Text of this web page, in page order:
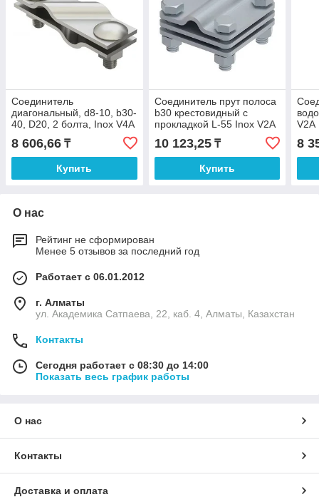
Соединитель
диагональный, d8-10, b30-
40, D20, 2 болта, Inox V4A
8 606,66 ₸
Купить
Соединитель прут полоса
b30 крестовидный с
прокладкой L-55 Inox V2A
10 123,25₸
Купить
V2A
8
О нас
Рейтинг не сформирован
Менее 5 отзывов за последний год
Работает с 06.01.2012
г. Алматы
ул. Академика Сатпаева, 22, каб. 4, Алматы, Казахстан
Контакты
Сегодня работает с 08:30 до 14:00
Показать весь график работы
О нас
Контакты
Доставка и оплата